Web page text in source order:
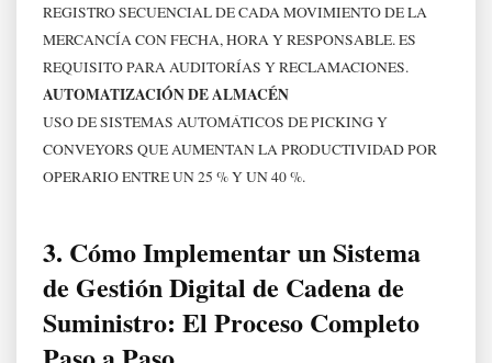
REGISTRO SECUENCIAL DE CADA MOVIMIENTO DE LA
MERCANCÍA CON FECHA, HORA Y RESPONSABLE. ES
REQUISITO PARA AUDITORÍAS Y RECLAMACIONES.
AUTOMATIZACIÓN DE ALMACÉN
USO DE SISTEMAS AUTOMÁTICOS DE PICKING Y
CONVEYORS QUE AUMENTAN LA PRODUCTIVIDAD POR
OPERARIO ENTRE UN 25 % Y UN 40 %.
3. Cómo Implementar un Sistema
de Gestión Digital de Cadena de
Suministro: El Proceso Completo